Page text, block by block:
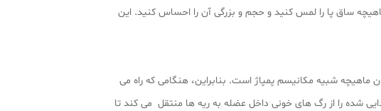
ساق پا را لمس کنید و حجم و بزرگی آن را احساس کنید. این
شبیه مکانیسم پمپاژ است. بنابراین، هنگامی که راه می
شده را از رگ های خونی داخل عضله به ریه ها منتقل می کند تا